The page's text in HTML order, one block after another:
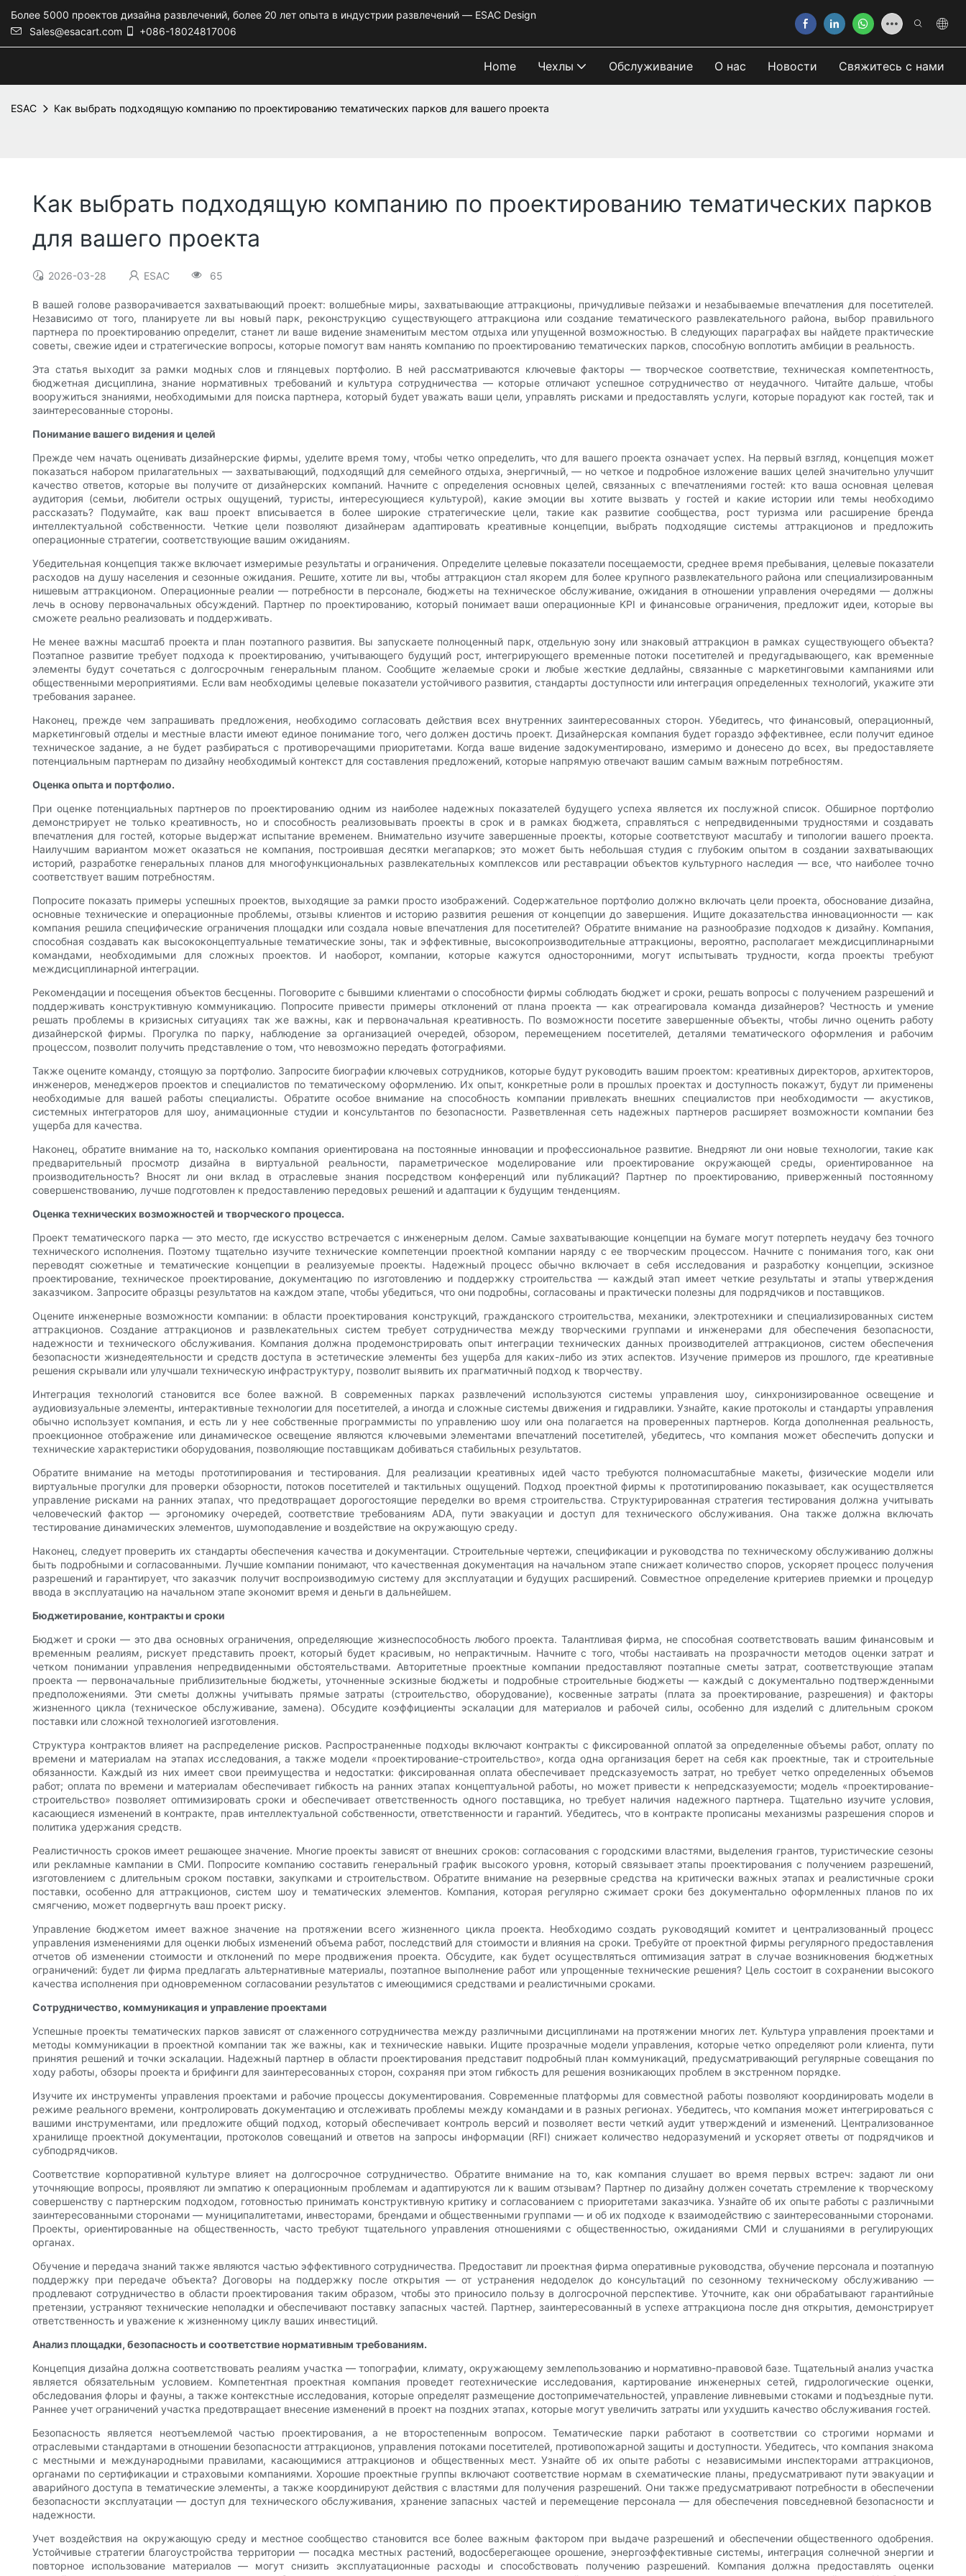
Более 5000 проектов дизайна развлечений, более 20 лет опыта в индустрии развлечений — ESAC Design
Sales@esacart.com
+086-18024817006
Home Чехлы Обслуживание О нас Новости Свяжитесь с нами
ESAC Как выбрать подходящую компанию по проектированию тематических парков для вашего проекта
Как выбрать подходящую компанию по проектированию тематических парков
для вашего проекта
2026-03-28 ESAC 65
В вашей голове разворачивается захватывающий проект: волшебные миры, захватывающие аттракционы, причудливые пейзажи и незабываемые впечатления для посетителей.
Независимо от того, планируете ли вы новый парк, реконструкцию существующего аттракциона или создание тематического развлекательного района, выбор правильного
партнера по проектированию определит, станет ли ваше видение знаменитым местом отдыха или упущенной возможностью. В следующих параграфах вы найдете практические
советы, свежие идеи и стратегические вопросы, которые помогут вам нанять компанию по проектированию тематических парков, способную воплотить амбиции в реальность.
Эта статья выходит за рамки модных слов и глянцевых портфолио. В ней рассматриваются ключевые факторы — творческое соответствие, техническая компетентность,
бюджетная дисциплина, знание нормативных требований и культура сотрудничества — которые отличают успешное сотрудничество от неудачного. Читайте дальше, чтобы
вооружиться знаниями, необходимыми для поиска партнера, который будет уважать ваши цели, управлять рисками и предоставлять услуги, которые порадуют как гостей, так и
заинтересованные стороны.
Понимание вашего видения и целей
Прежде чем начать оценивать дизайнерские фирмы, уделите время тому, чтобы четко определить, что для вашего проекта означает успех. На первый взгляд, концепция может
показаться набором прилагательных — захватывающий, подходящий для семейного отдыха, энергичный, — но четкое и подробное изложение ваших целей значительно улучшит
качество ответов, которые вы получите от дизайнерских компаний. Начните с определения основных целей, связанных с впечатлениями гостей: кто ваша основная целевая
аудитория (семьи, любители острых ощущений, туристы, интересующиеся культурой), какие эмоции вы хотите вызвать у гостей и какие истории или темы необходимо
рассказать? Подумайте, как ваш проект вписывается в более широкие стратегические цели, такие как развитие сообщества, рост туризма или расширение бренда
интеллектуальной собственности. Четкие цели позволяют дизайнерам адаптировать креативные концепции, выбрать подходящие системы аттракционов и предложить
операционные стратегии, соответствующие вашим ожиданиям.
Убедительная концепция также включает измеримые результаты и ограничения. Определите целевые показатели посещаемости, среднее время пребывания, целевые показатели
расходов на душу населения и сезонные ожидания. Решите, хотите ли вы, чтобы аттракцион стал якорем для более крупного развлекательного района или специализированным
нишевым аттракционом. Операционные реалии — потребности в персонале, бюджеты на техническое обслуживание, ожидания в отношении управления очередями — должны
лечь в основу первоначальных обсуждений. Партнер по проектированию, который понимает ваши операционные KPI и финансовые ограничения, предложит идеи, которые вы
сможете реально реализовать и поддерживать.
Не менее важны масштаб проекта и план поэтапного развития. Вы запускаете полноценный парк, отдельную зону или знаковый аттракцион в рамках существующего объекта?
Поэтапное развитие требует подхода к проектированию, учитывающего будущий рост, интегрирующего временные потоки посетителей и предугадывающего, как временные
элементы будут сочетаться с долгосрочным генеральным планом. Сообщите желаемые сроки и любые жесткие дедлайны, связанные с маркетинговыми кампаниями или
общественными мероприятиями. Если вам необходимы целевые показатели устойчивого развития, стандарты доступности или интеграция определенных технологий, укажите эти
требования заранее.
Наконец, прежде чем запрашивать предложения, необходимо согласовать действия всех внутренних заинтересованных сторон. Убедитесь, что финансовый, операционный,
маркетинговый отделы и местные власти имеют единое понимание того, чего должен достичь проект. Дизайнерская компания будет гораздо эффективнее, если получит единое
техническое задание, а не будет разбираться с противоречащими приоритетами. Когда ваше видение задокументировано, измеримо и донесено до всех, вы предоставляете
потенциальным партнерам по дизайну необходимый контекст для составления предложений, которые напрямую отвечают вашим самым важным потребностям.
Оценка опыта и портфолио.
При оценке потенциальных партнеров по проектированию одним из наиболее надежных показателей будущего успеха является их послужной список. Обширное портфолио
демонстрирует не только креативность, но и способность реализовывать проекты в срок и в рамках бюджета, справляться с непредвиденными трудностями и создавать
впечатления для гостей, которые выдержат испытание временем. Внимательно изучите завершенные проекты, которые соответствуют масштабу и типологии вашего проекта.
Наилучшим вариантом может оказаться не компания, построившая десятки мегапарков; это может быть небольшая студия с глубоким опытом в создании захватывающих
историй, разработке генеральных планов для многофункциональных развлекательных комплексов или реставрации объектов культурного наследия — все, что наиболее точно
соответствует вашим потребностям.
Попросите показать примеры успешных проектов, выходящие за рамки просто изображений. Содержательное портфолио должно включать цели проекта, обоснование дизайна,
основные технические и операционные проблемы, отзывы клиентов и историю развития решения от концепции до завершения. Ищите доказательства инновационности — как
компания решила специфические ограничения площадки или создала новые впечатления для посетителей? Обратите внимание на разнообразие подходов к дизайну. Компания,
способная создавать как высококонцептуальные тематические зоны, так и эффективные, высокопроизводительные аттракционы, вероятно, располагает междисциплинарными
командами, необходимыми для сложных проектов. И наоборот, компании, которые кажутся односторонними, могут испытывать трудности, когда проекты требуют
междисциплинарной интеграции.
Рекомендации и посещения объектов бесценны. Поговорите с бывшими клиентами о способности фирмы соблюдать бюджет и сроки, решать вопросы с получением разрешений и
поддерживать конструктивную коммуникацию. Попросите привести примеры отклонений от плана проекта — как отреагировала команда дизайнеров? Честность и умение
решать проблемы в кризисных ситуациях так же важны, как и первоначальная креативность. По возможности посетите завершенные объекты, чтобы лично оценить работу
дизайнерской фирмы. Прогулка по парку, наблюдение за организацией очередей, обзором, перемещением посетителей, деталями тематического оформления и рабочим
процессом, позволит получить представление о том, что невозможно передать фотографиями.
Также оцените команду, стоящую за портфолио. Запросите биографии ключевых сотрудников, которые будут руководить вашим проектом: креативных директоров, архитекторов,
инженеров, менеджеров проектов и специалистов по тематическому оформлению. Их опыт, конкретные роли в прошлых проектах и ​​доступность покажут, будут ли применены
необходимые для вашей работы специалисты. Обратите особое внимание на способность компании привлекать внешних специалистов при необходимости — акустиков,
системных интеграторов для шоу, анимационные студии и консультантов по безопасности. Разветвленная сеть надежных партнеров расширяет возможности компании без
ущерба для качества.
Наконец, обратите внимание на то, насколько компания ориентирована на постоянные инновации и профессиональное развитие. Внедряют ли они новые технологии, такие как
предварительный просмотр дизайна в виртуальной реальности, параметрическое моделирование или проектирование окружающей среды, ориентированное на
производительность? Вносят ли они вклад в отраслевые знания посредством конференций или публикаций? Партнер по проектированию, приверженный постоянному
совершенствованию, лучше подготовлен к предоставлению передовых решений и адаптации к будущим тенденциям.
Оценка технических возможностей и творческого процесса.
Проект тематического парка — это место, где искусство встречается с инженерным делом. Самые захватывающие концепции на бумаге могут потерпеть неудачу без точного
технического исполнения. Поэтому тщательно изучите технические компетенции проектной компании наряду с ее творческим процессом. Начните с понимания того, как они
переводят сюжетные и тематические концепции в реализуемые проекты. Надежный процесс обычно включает в себя исследования и разработку концепции, эскизное
проектирование, техническое проектирование, документацию по изготовлению и поддержку строительства — каждый этап имеет четкие результаты и этапы утверждения
заказчиком. Запросите образцы результатов на каждом этапе, чтобы убедиться, что они подробны, согласованы и практически полезны для подрядчиков и поставщиков.
Оцените инженерные возможности компании: в области проектирования конструкций, гражданского строительства, механики, электротехники и специализированных систем
аттракционов. Создание аттракционов и развлекательных систем требует сотрудничества между творческими группами и инженерами для обеспечения безопасности,
надежности и технического обслуживания. Компания должна продемонстрировать опыт интеграции технических данных производителей аттракционов, систем обеспечения
безопасности жизнедеятельности и средств доступа в эстетические элементы без ущерба для каких-либо из этих аспектов. Изучение примеров из прошлого, где креативные
решения скрывали или улучшали техническую инфраструктуру, позволит выявить их прагматичный подход к творчеству.
Интеграция технологий становится все более важной. В современных парках развлечений используются системы управления шоу, синхронизированное освещение и
аудиовизуальные элементы, интерактивные технологии для посетителей, а иногда и сложные системы движения и гидравлики. Узнайте, какие протоколы и стандарты управления
обычно использует компания, и есть ли у нее собственные программисты по управлению шоу или она полагается на проверенных партнеров. Когда дополненная реальность,
проекционное отображение или динамическое освещение являются ключевыми элементами впечатлений посетителей, убедитесь, что компания может обеспечить допуски и
технические характеристики оборудования, позволяющие поставщикам добиваться стабильных результатов.
Обратите внимание на методы прототипирования и тестирования. Для реализации креативных идей часто требуются полномасштабные макеты, физические модели или
виртуальные прогулки для проверки обзорности, потоков посетителей и тактильных ощущений. Подход проектной фирмы к прототипированию показывает, как осуществляется
управление рисками на ранних этапах, что предотвращает дорогостоящие переделки во время строительства. Структурированная стратегия тестирования должна учитывать
человеческий фактор — эргономику очередей, соответствие требованиям ADA, пути эвакуации и доступ для технического обслуживания. Она также должна включать
тестирование динамических элементов, шумоподавление и воздействие на окружающую среду.
Наконец, следует проверить их стандарты обеспечения качества и документации. Строительные чертежи, спецификации и руководства по техническому обслуживанию должны
быть подробными и согласованными. Лучшие компании понимают, что качественная документация на начальном этапе снижает количество споров, ускоряет процесс получения
разрешений и гарантирует, что заказчик получит воспроизводимую систему для эксплуатации и будущих расширений. Совместное определение критериев приемки и процедур
ввода в эксплуатацию на начальном этапе экономит время и деньги в дальнейшем.
Бюджетирование, контракты и сроки
Бюджет и сроки — это два основных ограничения, определяющие жизнеспособность любого проекта. Талантливая фирма, не способная соответствовать вашим финансовым и
временным реалиям, рискует представить проект, который будет красивым, но непрактичным. Начните с того, чтобы настаивать на прозрачности методов оценки затрат и
четком понимании управления непредвиденными обстоятельствами. Авторитетные проектные компании предоставляют поэтапные сметы затрат, соответствующие этапам
проекта — первоначальные приблизительные бюджеты, уточненные эскизные бюджеты и подробные строительные бюджеты — каждый с документально подтвержденными
предположениями. Эти сметы должны учитывать прямые затраты (строительство, оборудование), косвенные затраты (плата за проектирование, разрешения) и факторы
жизненного цикла (техническое обслуживание, замена). Обсудите коэффициенты эскалации для материалов и рабочей силы, особенно для изделий с длительным сроком
поставки или сложной технологией изготовления.
Структура контрактов влияет на распределение рисков. Распространенные подходы включают контракты с фиксированной оплатой за определенные объемы работ, оплату по
времени и материалам на этапах исследования, а также модели «проектирование-строительство», когда одна организация берет на себя как проектные, так и строительные
обязанности. Каждый из них имеет свои преимущества и недостатки: фиксированная оплата обеспечивает предсказуемость затрат, но требует четко определенных объемов
работ; оплата по времени и материалам обеспечивает гибкость на ранних этапах концептуальной работы, но может привести к непредсказуемости; модель «проектирование-
строительство» позволяет оптимизировать сроки и обеспечивает ответственность одного поставщика, но требует наличия надежного партнера. Тщательно изучите условия,
касающиеся изменений в контракте, прав интеллектуальной собственности, ответственности и гарантий. Убедитесь, что в контракте прописаны механизмы разрешения споров и
политика удержания средств.
Реалистичность сроков имеет решающее значение. Многие проекты зависят от внешних сроков: согласования с городскими властями, выделения грантов, туристические сезоны
или рекламные кампании в СМИ. Попросите компанию составить генеральный график высокого уровня, который связывает этапы проектирования с получением разрешений,
изготовлением с длительным сроком поставки, закупками и строительством. Обратите внимание на резервные средства на критически важных этапах и реалистичные сроки
поставки, особенно для аттракционов, систем шоу и тематических элементов. Компания, которая регулярно сжимает сроки без документально оформленных планов по их
смягчению, может подвергнуть ваш проект риску.
Управление бюджетом имеет важное значение на протяжении всего жизненного цикла проекта. Необходимо создать руководящий комитет и централизованный процесс
управления изменениями для оценки любых изменений объема работ, последствий для стоимости и влияния на сроки. Требуйте от проектной фирмы регулярного предоставления
отчетов об изменении стоимости и отклонений по мере продвижения проекта. Обсудите, как будет осуществляться оптимизация затрат в случае возникновения бюджетных
ограничений: будет ли фирма предлагать альтернативные материалы, поэтапное выполнение работ или упрощенные технические решения? Цель состоит в сохранении высокого
качества исполнения при одновременном согласовании результатов с имеющимися средствами и реалистичными сроками.
Сотрудничество, коммуникация и управление проектами
Успешные проекты тематических парков зависят от слаженного сотрудничества между различными дисциплинами на протяжении многих лет. Культура управления проектами и
методы коммуникации в проектной компании так же важны, как и технические навыки. Ищите прозрачные модели управления, которые четко определяют роли клиента, пути
принятия решений и точки эскалации. Надежный партнер в области проектирования представит подробный план коммуникаций, предусматривающий регулярные совещания по
ходу работы, обзоры проекта и брифинги для заинтересованных сторон, сохраняя при этом гибкость для решения возникающих проблем в экстренном порядке.
Изучите их инструменты управления проектами и рабочие процессы документирования. Современные платформы для совместной работы позволяют координировать модели в
режиме реального времени, контролировать документацию и отслеживать проблемы между командами и в разных регионах. Убедитесь, что компания может интегрироваться с
вашими инструментами, или предложите общий подход, который обеспечивает контроль версий и позволяет вести четкий аудит утверждений и изменений. Централизованное
хранилище проектной документации, протоколов совещаний и ответов на запросы информации (RFI) снижает количество недоразумений и ускоряет ответы от подрядчиков и
субподрядчиков.
Соответствие корпоративной культуре влияет на долгосрочное сотрудничество. Обратите внимание на то, как компания слушает во время первых встреч: задают ли они
уточняющие вопросы, проявляют ли эмпатию к операционным проблемам и адаптируются ли к вашим отзывам? Партнер по дизайну должен сочетать стремление к творческому
совершенству с партнерским подходом, готовностью принимать конструктивную критику и согласованием с приоритетами заказчика. Узнайте об их опыте работы с различными
заинтересованными сторонами — муниципалитетами, инвесторами, брендами и общественными группами — и об их подходе к взаимодействию с заинтересованными сторонами.
Проекты, ориентированные на общественность, часто требуют тщательного управления отношениями с общественностью, ожиданиями СМИ и слушаниями в регулирующих
органах.
Обучение и передача знаний также являются частью эффективного сотрудничества. Предоставит ли проектная фирма оперативные руководства, обучение персонала и поэтапную
поддержку при передаче объекта? Договоры на поддержку после открытия — от устранения недоделок до консультаций по сезонному техническому обслуживанию —
продлевают сотрудничество в области проектирования таким образом, чтобы это приносило пользу в долгосрочной перспективе. Уточните, как они обрабатывают гарантийные
претензии, устраняют технические неполадки и обеспечивают поставку запасных частей. Партнер, заинтересованный в успехе аттракциона после дня открытия, демонстрирует
ответственность и уважение к жизненному циклу ваших инвестиций.
Анализ площадки, безопасность и соответствие нормативным требованиям.
Концепция дизайна должна соответствовать реалиям участка — топографии, климату, окружающему землепользованию и нормативно-правовой базе. Тщательный анализ участка
является обязательным условием. Компетентная проектная компания проведет геотехнические исследования, картирование инженерных сетей, гидрологические оценки,
обследования флоры и фауны, а также контекстные исследования, которые определят размещение достопримечательностей, управление ливневыми стоками и подъездные пути.
Раннее учет ограничений участка предотвращает внесение изменений в проект на поздних этапах, которые могут увеличить затраты или ухудшить качество обслуживания гостей.
Безопасность является неотъемлемой частью проектирования, а не второстепенным вопросом. Тематические парки работают в соответствии со строгими нормами и
отраслевыми стандартами в отношении безопасности аттракционов, управления потоками посетителей, противопожарной защиты и доступности. Убедитесь, что компания знакома
с местными и международными правилами, касающимися аттракционов и общественных мест. Узнайте об их опыте работы с независимыми инспекторами аттракционов,
органами по сертификации и страховыми компаниями. Хорошие проектные группы включают соответствие нормам в схематические планы, предусматривают пути эвакуации и
аварийного доступа в тематические элементы, а также координируют действия с властями для получения разрешений. Они также предусматривают потребности в обеспечении
безопасности эксплуатации — доступ для технического обслуживания, хранение запасных частей и перемещение персонала — для обеспечения повседневной безопасности и
надежности.
Учет воздействия на окружающую среду и местное сообщество становится все более важным фактором при выдаче разрешений и обеспечении общественного одобрения.
Устойчивые стратегии благоустройства территории — посадка местных растений, водосберегающее орошение, энергоэффективные системы, интеграция солнечной энергии и
повторное использование материалов — могут снизить эксплуатационные расходы и способствовать получению разрешений. Компания должна предоставлять оценки